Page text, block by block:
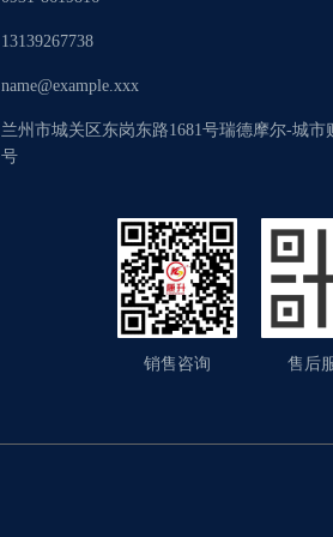
13139267738
name@example.xxx
兰州市城关区东岗东路1681号瑞德摩尔-城市
号
销售咨询 售后